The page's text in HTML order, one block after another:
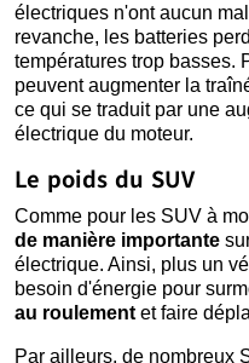
électriques n'ont aucun
revanche, les batteries
températures trop basses.
peuvent augmenter la
ce qui se traduit par une
électrique du moteur.
Le poids du SUV
Comme pour les SUV à
de manière importante
électrique. Ainsi, plus un
besoin d'énergie pour
au roulement et faire
Par ailleurs, de nombreux